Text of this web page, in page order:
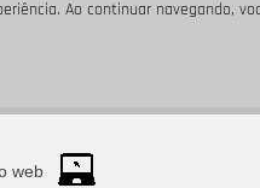
Ao continuar navegando,
web